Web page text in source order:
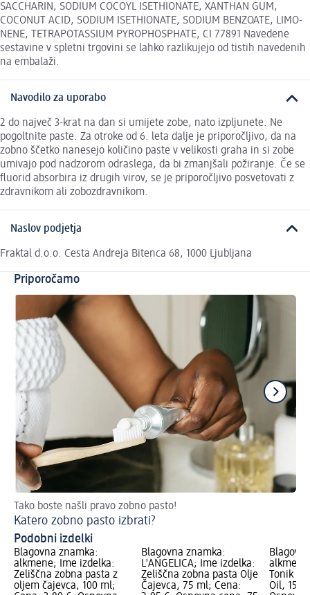
SACCHARIN, SODIUM COCOYL ISETHIONATE, XANTHAN GUM,
COCONUT ACID, SODIUM ISETHIONATE, SODIUM BENZOATE, LIMO­
NENE, TETRAPOTASSIUM PYROPHOSPHATE, CI 77891 Navedene
sestavine v spletni trgovini se lahko razlikujejo od tistih navedenih
na embalaži.
Navodilo za uporabo
2 do največ 3-krat na dan si umijete zobe, nato izpljunete. Ne
pogoltnite paste. Za otroke od 6. leta dalje je priporočljivo, da na
zobno ščetko nanesejo količino paste v velikosti graha in si zobe
umivajo pod nadzorom odraslega, da bi zmanjšali požiranje. Če se
fluorid absorbira iz drugih virov, se je priporočljivo posvetovati z
zdravnikom ali zobozdravnikom.
Naslov podjetja
Fraktal d.o.o. Cesta Andreja Bitenca 68, 1000 Ljubljana
Priporočamo
Tako boste našli pravo zobno pasto!
Katero zobno pasto izbrati?
Podobni izdelki
Blagovna znamka:
alkmene; Ime izdelka:
Zeliščna zobna pasta z
oljem čajevca, 100 ml;
Blagovna znamka:
L'ANGELICA; Ime izdelka:
Zeliščna zobna pasta Olje
Čajevca, 75 ml; Cena:
Tonik
Oil, 150